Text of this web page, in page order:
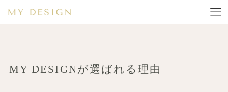
MY DESIGNが選ばれる理由